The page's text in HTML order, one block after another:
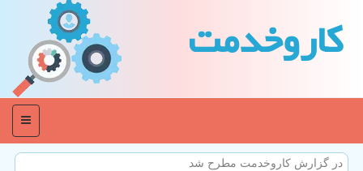
كاروخدمت
منو
در گزارش كاروخدمت مطرح شد